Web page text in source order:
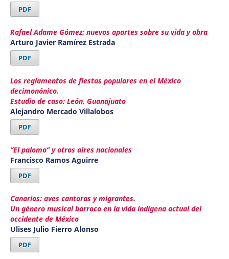
PDF
Rafael Adame Gómez: nuevos aportes sobre su vida y obra
Arturo Javier Ramírez Estrada
PDF
Los reglamentos de fiestas populares en el México
decimonónico.
Estudio de caso: León, Guanajuato
Alejandro Mercado Villalobos
PDF
“El palomo” y otros aires nacionales
Francisco Ramos Aguirre
PDF
Canarios: aves cantoras y migrantes.
Un género musical barroco en la vida indígena actual del
occidente de México
Ulises Julio Fierro Alonso
PDF